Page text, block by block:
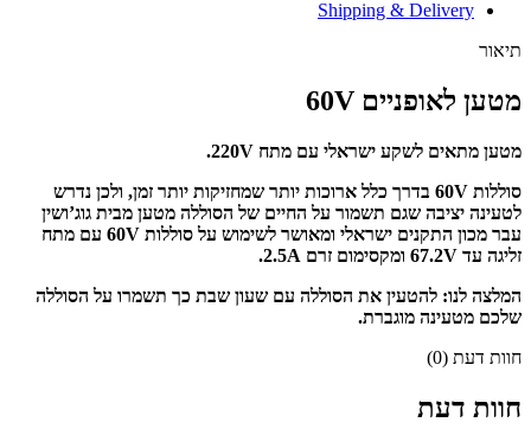
Shipping & Delivery
תיאור
מטען לאופניים 60V
מטען מתאים לשקע ישראלי עם מתח 220V.
סוללות 60V בדרך כלל ארוכות יותר שמחזיקות יותר זמן, ולכן נדרש
לטעינה יציבה שגם תשמור על החיים של הסוללה מטען מבית גוג’ושין
עבר מכון התקנים ישראלי ומאושר לשימוש על סוללות 60V עם מתח
זליגה עד 67.2V ומקסימום זרם 2.5A.
המלצה לנו: להטעין את הסוללה עם שעון שבת כך תשמרו על הסוללה
שלכם מטעינה מוגברת.
חוות דעת (0)
חוות דעת